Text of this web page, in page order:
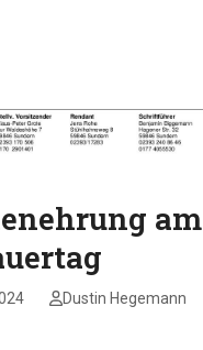
am
Dustin Hegemann